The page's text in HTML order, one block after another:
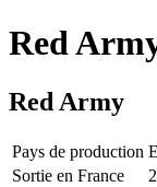
Red
Red Army
Pays de production
Sortie en France